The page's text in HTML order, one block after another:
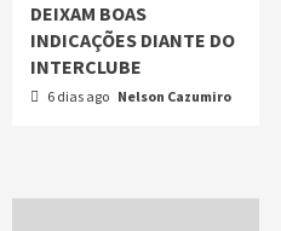
DEIXAM BOAS
INDICAÇÕES DIANTE DO
INTERCLUBE
6 dias ago Nelson Cazumiro